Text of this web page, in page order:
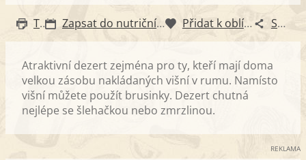
Tisk Zapsat do nutričního diáře Přidat k oblíbeným Sdílet
Atraktivní dezert zejména pro ty, kteří mají doma
velkou zásobu nakládaných višní v rumu. Namísto
višní můžete použít brusinky. Dezert chutná
nejlépe se šlehačkou nebo zmrzlinou.
REKLAMA